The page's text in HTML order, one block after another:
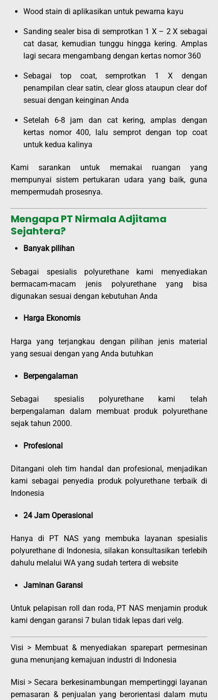
Wood stain di aplikasikan untuk pewarna kayu
Sanding sealer bisa di semprotkan 1 X – 2 X sebagai
cat dasar, kemudian tunggu hingga kering. Amplas
lagi secara mengambang dengan kertas nomor 360
Sebagai top coat, semprotkan 1 X dengan
penampilan clear satin, clear gloss ataupun clear dof
sesuai dengan keinginan Anda
Setelah 6-8 jam dan cat kering, amplas dengan
kertas nomor 400, lalu semprot dengan top coat
untuk kedua kalinya
Kami sarankan untuk memakai ruangan yang
mempunyai sistem pertukaran udara yang baik, guna
mempermudah prosesnya.
Mengapa PT Nirmala Adjitama
Sejahtera?
Banyak pilihan
Sebagai spesialis polyurethane kami menyediakan
bermacam-macam jenis polyurethane yang bisa
digunakan sesuai dengan kebutuhan Anda
Harga Ekonomis
Harga yang terjangkau dengan pilihan jenis material
yang sesuai dengan yang Anda butuhkan
Berpengalaman
Sebagai spesialis polyurethane kami telah
berpengalaman dalam membuat produk polyurethane
sejak tahun 2000.
Profesional
Ditangani oleh tim handal dan profesional, menjadikan
kami sebagai penyedia produk polyurethane terbaik di
Indonesia
24 Jam Operasional
Hanya di PT NAS yang membuka layanan spesialis
polyurethane di Indonesia, silakan konsultasikan terlebih
dahulu melalui WA yang sudah tertera di website
Jaminan Garansi
Untuk pelapisan roll dan roda, PT NAS menjamin produk
kami dengan garansi 7 bulan tidak lepas dari velg.
Visi > Membuat & menyediakan sparepart permesinan
guna menunjang kemajuan industri di Indonesia
Misi >Secara berkesinambungan mempertinggi layanan
pemasaran & penjualan yang berorientasi dalam mutu